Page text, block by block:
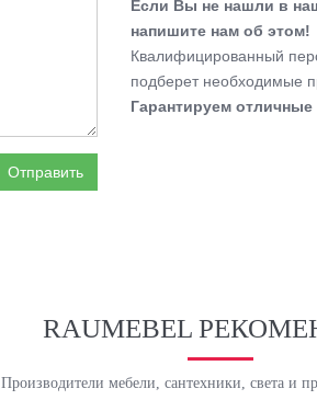
Отправить
Если Вы не нашли в
напишите нам об этом!
Квалифицированный
подберет необходимые
Гарантируем
RAUMEBEL
Производители мебели, сантехники, света и